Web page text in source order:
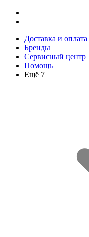
Доставка и оплата
Бренды
Сервисный центр
Помощь
Ещё 7